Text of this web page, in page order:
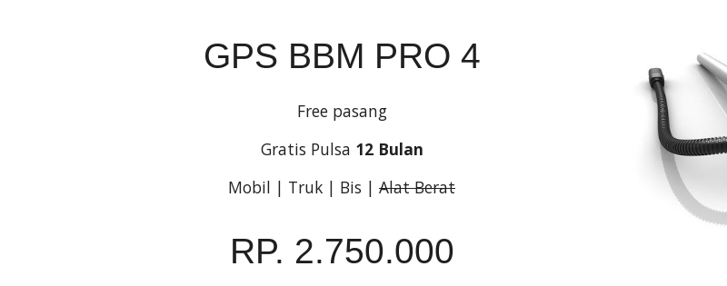
GPS BBM PRO 4
Free pasang
Gratis Pulsa 12 Bulan
Mobil | Truk | Bis | Alat Berat
RP. 2.750.000